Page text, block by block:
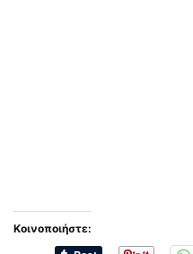
Κοινοποιήστε: